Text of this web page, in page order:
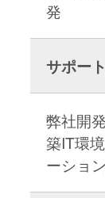
発
サポー
弊社開
築IT環
ーショ